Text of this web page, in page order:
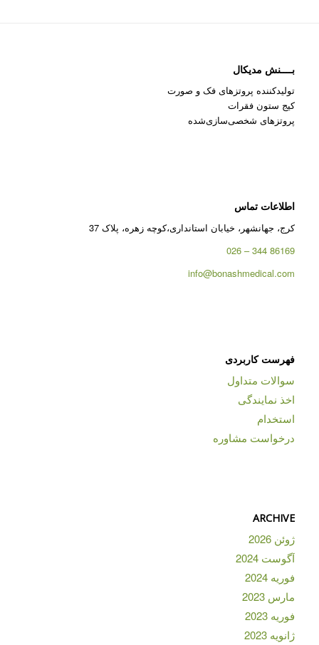
بــــنش مدیکال
تولیدکننده پروتزهای فک و صورت
کیج ستون فقرات
پروتزهای شخصی‌سازی‌شده
اطلاعات تماس
کرج، جهانشهر، خیابان استانداری،کوچه زهره، پلاک 37
86169 344 – 026
info@bonashmedical.com
فهرست کاربردی
سوالات متداول
اخذ نمایندگی
استخدام
درخواست مشاوره
ARCHIVE
ژوئن 2026
آگوست 2024
فوریه 2024
مارس 2023
فوریه 2023
ژانویه 2023